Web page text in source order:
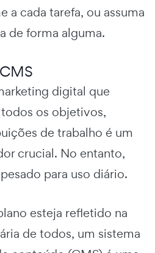
a cada tarefa, ou assuma
de forma alguma.
digital que
os objetivos,
de trabalho é um
crucial. No entanto,
para uso diário.
esteja refletido na
de todos, um sistema